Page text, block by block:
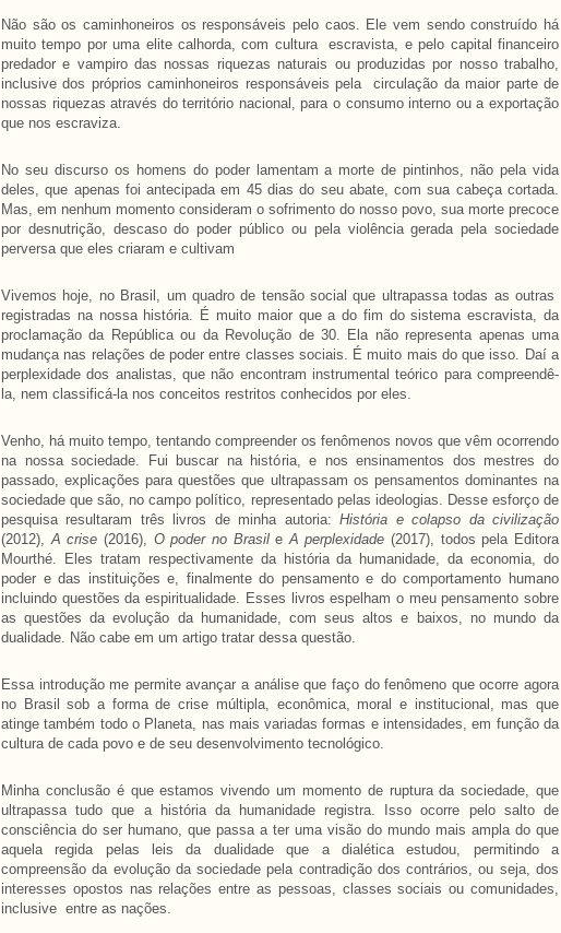
Não são os caminhoneiros os responsáveis pelo caos. Ele vem sendo construído há
muito tempo por uma elite calhorda, com cultura escravista, e pelo capital financeiro
predador e vampiro das nossas riquezas naturais ou produzidas por nosso trabalho,
inclusive dos próprios caminhoneiros responsáveis pela circulação da maior parte de
nossas riquezas através do território nacional, para o consumo interno ou a exportação
que nos escraviza.
No seu discurso os homens do poder lamentam a morte de pintinhos, não pela vida
deles, que apenas foi antecipada em 45 dias do seu abate, com sua cabeça cortada.
Mas, em nenhum momento consideram o sofrimento do nosso povo, sua morte precoce
por desnutrição, descaso do poder público ou pela violência gerada pela sociedade
perversa que eles criaram e cultivam
Vivemos hoje, no Brasil, um quadro de tensão social que ultrapassa todas as outras
registradas na nossa história. É muito maior que a do fim do sistema escravista, da
proclamação da República ou da Revolução de 30. Ela não representa apenas uma
mudança nas relações de poder entre classes sociais. É muito mais do que isso. Daí a
perplexidade dos analistas, que não encontram instrumental teórico para compreendê-
la, nem classificá-la nos conceitos restritos conhecidos por eles.
Venho, há muito tempo, tentando compreender os fenômenos novos que vêm ocorrendo
na nossa sociedade. Fui buscar na história, e nos ensinamentos dos mestres do
passado, explicações para questões que ultrapassam os pensamentos dominantes na
sociedade que são, no campo político, representado pelas ideologias. Desse esforço de
pesquisa resultaram três livros de minha autoria:História e colapso da civilização
(2012),A crise (2016), O poder no BrasileA perplexidade (2017), todos pela Editora
Mourthé. Eles tratam respectivamente da história da humanidade, da economia, do
poder e das instituições e, finalmente do pensamento e do comportamento humano
incluindo questões da espiritualidade. Esses livros espelham o meu pensamento sobre
as questões da evolução da humanidade, com seus altos e baixos, no mundo da
dualidade. Não cabe em um artigo tratar dessa questão.
Essa introdução me permite avançar a análise que faço do fenômeno que ocorre agora
no Brasil sob a forma de crise múltipla, econômica, moral e institucional, mas que
atinge também todo o Planeta, nas mais variadas formas e intensidades, em função da
cultura de cada povo e de seu desenvolvimento tecnológico.
Minha conclusão é que estamos vivendo um momento de ruptura da sociedade, que
ultrapassa tudo que a história da humanidade registra. Isso ocorre pelo salto de
consciência do ser humano, que passa a ter uma visão do mundo mais ampla do que
aquela regida pelas leis da dualidade que a dialética estudou, permitindo a
compreensão da evolução da sociedade pela contradição dos contrários, ou seja, dos
interesses opostos nas relações entre as pessoas, classes sociais ou comunidades,
inclusive entre as nações.